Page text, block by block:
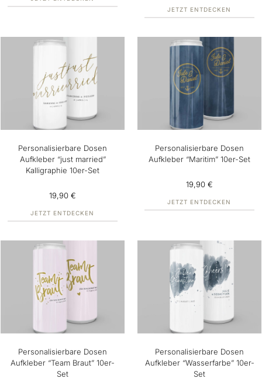
JETZT ENTDECKEN
Personalisierbare Dosen
Aufkleber “just married”
Kalligraphie 10er-Set
19,90 €
JETZT ENTDECKEN
Personalisierbare Dosen
Aufkleber “Maritim” 10er-Set
19,90 €
JETZT ENTDECKEN
Personalisierbare Dosen
Aufkleber “Team Braut” 10er-
Set
Personalisierbare Dosen
Aufkleber “Wasserfarbe” 10er-
Set